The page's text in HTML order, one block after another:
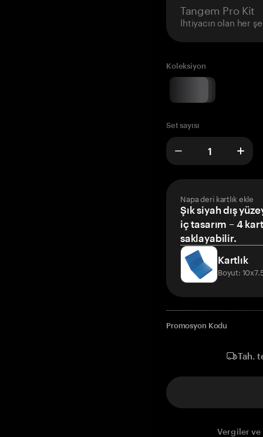
Tangem Pro Kit
İhtiyacın olan her
Koleksiyon
Set sayısı
Napa deri kartlık ekle
Şık siyah dış
iç tasarım – 4
saklayabilir.
Kartlık
Boyut:
Promosyon Kodu
Tah.
Vergiler